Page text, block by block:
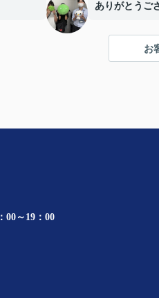
ありがとうご
お
00～19：00